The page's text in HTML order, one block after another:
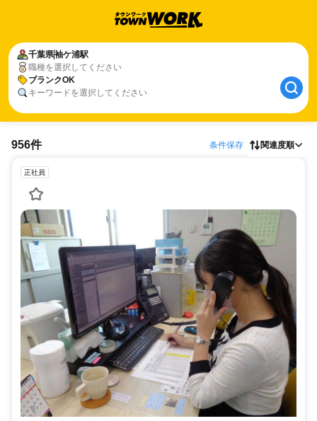
千葉県袖ケ浦駅
職種を選択してください
ブランクOK
キーワードを選択してください
956件 条件保存 関連度順
正社員